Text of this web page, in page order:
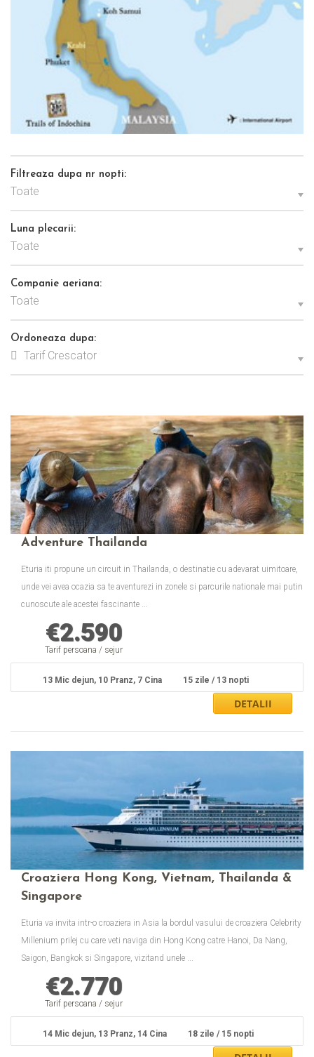
Filtreaza dupa nr nopti:
Toate
Luna plecarii:
Toate
Companie aeriana:
Toate
Ordoneaza dupa:
Tarif Crescator
Adventure Thailanda
Eturia iti propune un circuit in Thailanda, o destinatie cu adevarat uimitoare,
unde vei avea ocazia sa te aventurezi in zonele si parcurile nationale mai putin
cunoscute ale acestei fascinante ...
€2.590
Tarif persoana / sejur
13 Mic dejun, 10 Pranz, 7 Cina 15 zile / 13 nopti
Croaziera Hong Kong, Vietnam, Thailanda &
Singapore
Eturia va invita intr-o croaziera in Asia la bordul vasului de croaziera Celebrity
Millenium prilej cu care veti naviga din Hong Kong catre Hanoi, Da Nang,
Saigon, Bangkok si Singapore, vizitand unele ...
€2.770
Tarif persoana / sejur
14 Mic dejun, 13 Pranz, 14 Cina 18 zile / 15 nopti